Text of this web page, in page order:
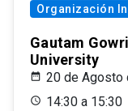
Organización
Gautam
University
20 de Agosto
14:30 a 15:30